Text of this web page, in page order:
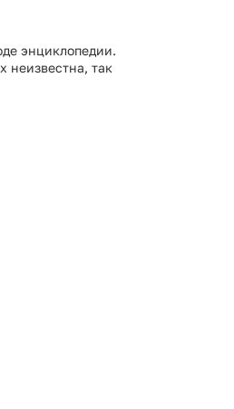
энциклопедии.
неизвестна, так